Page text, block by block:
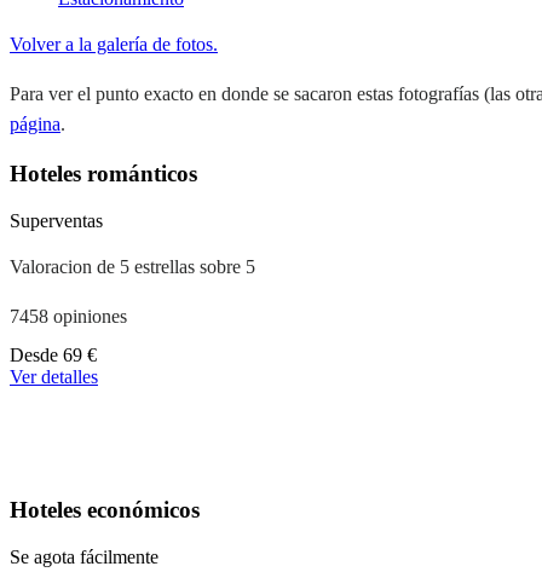
Volver a la galería de fotos.
Para ver el punto exacto en donde se sacaron estas fotografías (las
página.
Hoteles románticos
Superventas
Valoracion de 5 estrellas sobre 5
7458 opiniones
A
partir
Desde 69 €
Ver detalles
Hoteles económicos
Se agota fácilmente